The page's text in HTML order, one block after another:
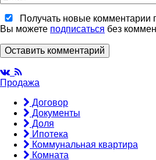
Получать новые комментарии
Вы можете подписаться без
Оставить комментарий
Продажа
Договор
Документы
Доля
Ипотека
Коммунальная квартира
Комната